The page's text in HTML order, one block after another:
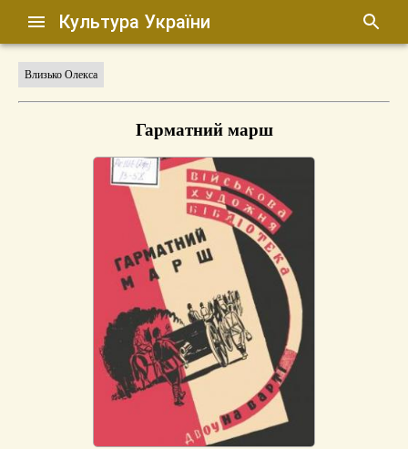
Культура України
Влизько Олекса
Гарматний марш